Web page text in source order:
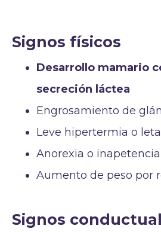
Signos físicos
Desarrollo mamario
secreción láctea
Engrosamiento de
Leve hipertermia o
Anorexia o inapetencia
Aumento de peso por
Signos